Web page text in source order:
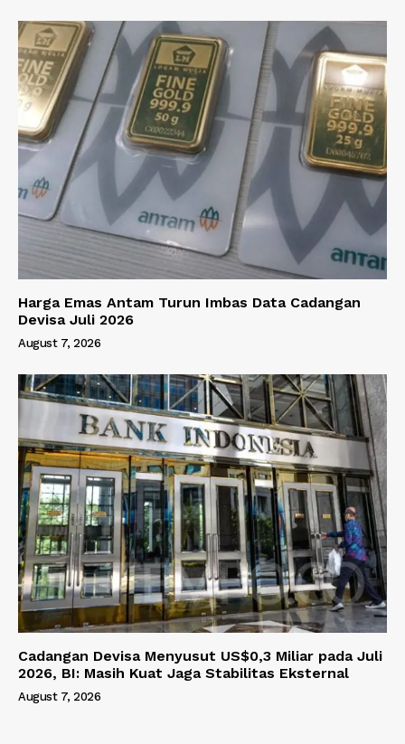
Harga Emas Antam Turun Imbas Data Cadangan
Devisa Juli 2026
August 7, 2026
Cadangan Devisa Menyusut US$0,3 Miliar pada Juli
2026, BI: Masih Kuat Jaga Stabilitas Eksternal
August 7, 2026